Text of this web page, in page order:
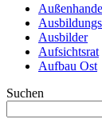
Ausbilder
Aufsichtsrat
Aufbau Ost
Suchen